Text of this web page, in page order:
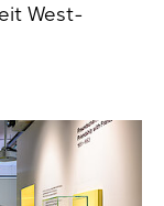
West-